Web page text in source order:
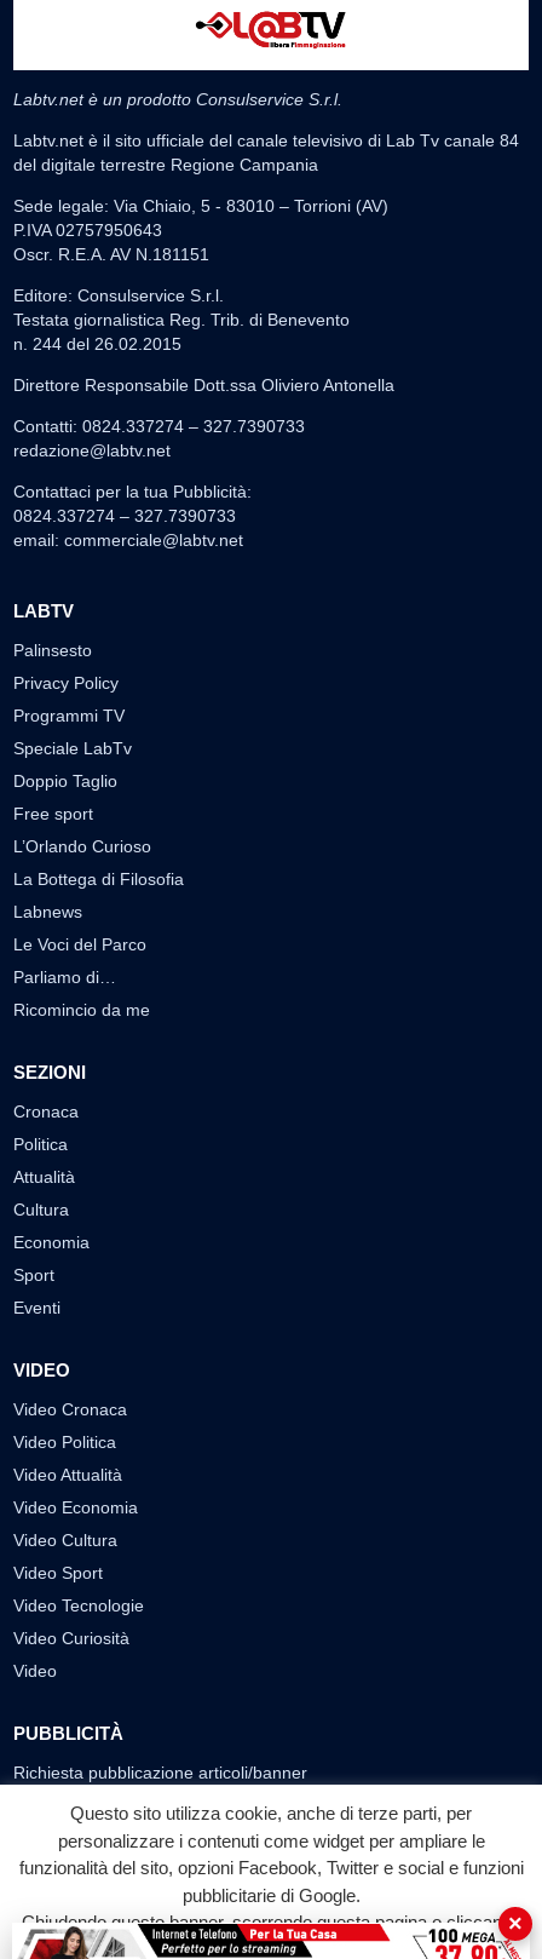
Labtv.net è un prodotto Consulservice S.r.l.
Labtv.net è il sito ufficiale del canale televisivo di Lab Tv canale 84
del digitale terrestre Regione Campania
Sede legale: Via Chiaio, 5 - 83010 – Torrioni (AV)
P.IVA 02757950643
Oscr. R.E.A. AV N.181151
Editore: Consulservice S.r.l.
Testata giornalistica Reg. Trib. di Benevento
n. 244 del 26.02.2015
Direttore Responsabile Dott.ssa Oliviero Antonella
Contatti: 0824.337274 – 327.7390733
redazione@labtv.net
Contattaci per la tua Pubblicità:
0824.337274 – 327.7390733
email: commerciale@labtv.net
LABTV
Palinsesto
Privacy Policy
Programmi TV
Speciale LabTv
Doppio Taglio
Free sport
L’Orlando Curioso
La Bottega di Filosofia
Labnews
Le Voci del Parco
Parliamo di…
Ricomincio da me
SEZIONI
Cronaca
Politica
Attualità
Cultura
Economia
Sport
Eventi
VIDEO
Video Cronaca
Video Politica
Video Attualità
Video Economia
Video Cultura
Video Sport
Video Tecnologie
Video Curiosità
Video
PUBBLICITÀ
Richiesta pubblicazione articoli/banner
SEGUICI SUI SOCIAL
f
Facebook
◎ ▶
YouTube
Questo sito utilizza cookie, anche di terze parti, per
personalizzare i contenuti come widget per ampliare le
funzionalità del sito, opzioni Facebook, Twitter e social e funzioni
pubblicitarie di Google.
Chiudendo questo banner, scorrendo questa pagina o cliccando
su qualunque suo elemento acconsenti all'uso dei cookie.
×